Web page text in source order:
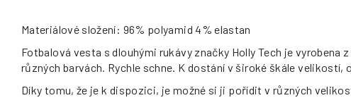
Materiálové složení: 96% polyamid 4% elastan
Fotbalová vesta s dlouhými rukávy značky Holly Tech je
různých barvách. Rychle schne. K dostání v široké škále velikostí,
Díky tomu, že je k dispozici, je možné si ji pořídit v různých